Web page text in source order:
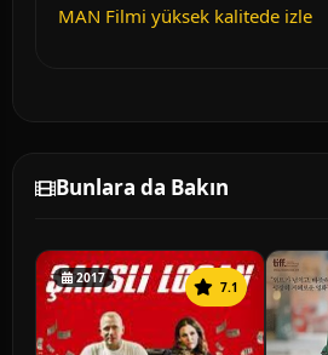
MAN Filmi yüksek kalitede izle
Bunlara da Bakın
2017
7.1